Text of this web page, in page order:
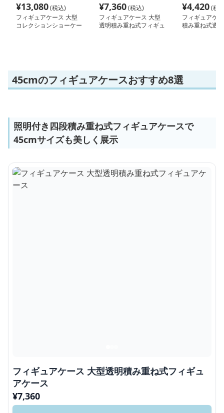
¥13,080(税込)
フィギュアケース 大型
コレクションショーケー
¥7,360(税込)
フィギュアケース 大型
透明積み重ね式フィギュ
¥4,420(税
フィギュアケ
積み重ね式透
45cmのフィギュアケースおすすめ8選
照明付き四段積み重ね式フィギュアケースで
45cmサイズも美しく展示
フィギュアケース 大型透明積み重ね式フィギュ
アケース
¥7,360